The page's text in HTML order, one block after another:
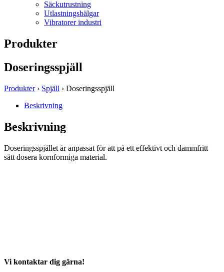
Säckutrustning
Utlastningsbälgar
Vibratorer industri
Produkter
Doseringsspjäll
Produkter› Spjäll › Doseringsspjäll
Beskrivning
Beskrivning
Doseringsspjället är anpassat för att på ett effektivt och dammfritt
sätt dosera kornformiga material.
Vi kontaktar dig gärna!